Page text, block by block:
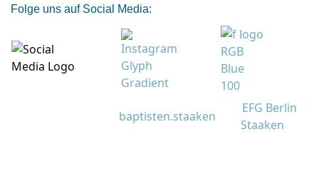
Folge uns auf Social Media:
baptisten.staaken
EFG Berlin
Staaken